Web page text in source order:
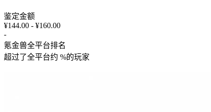
鉴定金额
¥144.00 - ¥160.00
-
氪金兽全平台排名
超过了全平台约 %的玩家